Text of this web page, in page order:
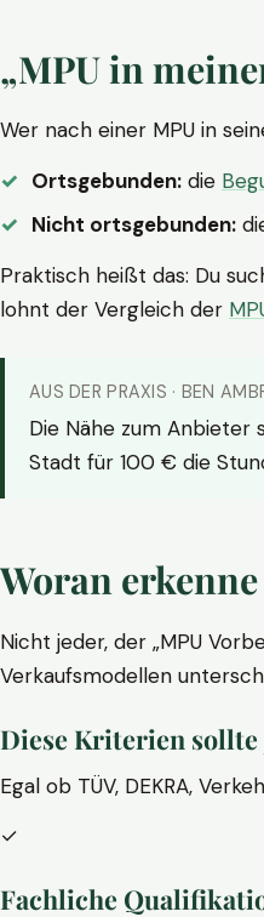
„MPU in
Wer nach einer MPU in
Ortsgebunden: die
Nicht ortsgebunden:
Praktisch heißt das: Du
lohnt der Vergleich der
AUS DER PRAXIS · BEN
Die Nähe zum Anbieter
Stadt für 100 € die
Woran
Nicht jeder, der „MPU
Verkaufsmodellen
Diese Kriterien
Egal ob TÜV, DEKRA,
✓
Fachliche